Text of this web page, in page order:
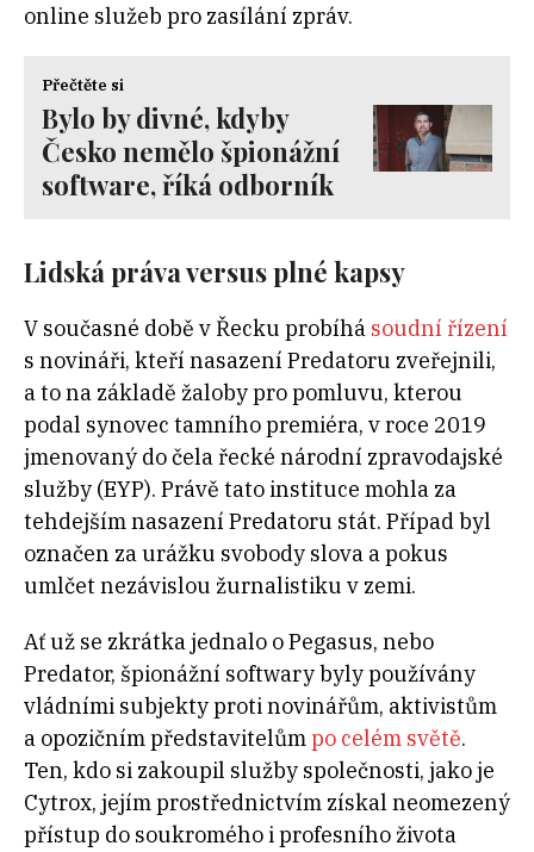
online služeb pro zasílání zpráv.
Přečtěte si
Bylo by divné, kdyby
Česko nemělo špionážní
software, říká odborník
Lidská práva versus plné kapsy
V současné době v Řecku probíhá soudní řízení
s novináři, kteří nasazení Predatoru zveřejnili,
a to na základě žaloby pro pomluvu, kterou
podal synovec tamního premiéra, v roce 2019
jmenovaný do čela řecké národní zpravodajské
služby (EYP). Právě tato instituce mohla za
tehdejším nasazení Predatoru stát. Případ byl
označen za urážku svobody slova a pokus
umlčet nezávislou žurnalistiku v zemi.
Ať už se zkrátka jednalo o Pegasus, nebo
Predator, špionážní softwary byly používány
vládními subjekty proti novinářům, aktivistům
a opozičním představitelůmpo celém světě.
Ten, kdo si zakoupil služby společnosti, jako je
Cytrox, jejím prostřednictvím získal neomezený
přístup do soukromého i profesního života